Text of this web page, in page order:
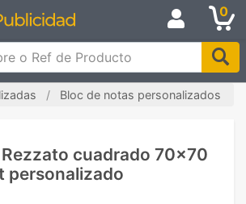
0
o Ref de Producto
Bloc de notas personalizados
cuadrado 70x70
personalizado